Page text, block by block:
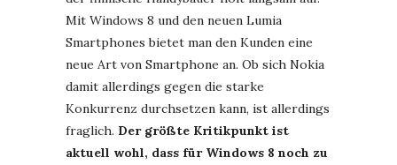
Mit Windows 8 und den neuen Lumia
Smartphones bietet man den Kunden eine
neue Art von Smartphone an. Ob sich Nokia
damit allerdings gegen die starke
Konkurrenz durchsetzen kann, ist allerdings
fraglich. Der größte Kritikpunkt ist
aktuell wohl, dass für Windows 8 noch zu